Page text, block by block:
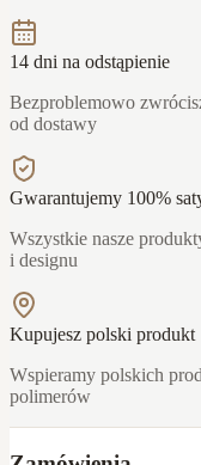
14 dni na odstąpienie
Bezproblemowo
od dostawy
Gwarantujemy 100%
Wszystkie nasze
i designu
Kupujesz polski produkt
Wspieramy polskich
polimerów